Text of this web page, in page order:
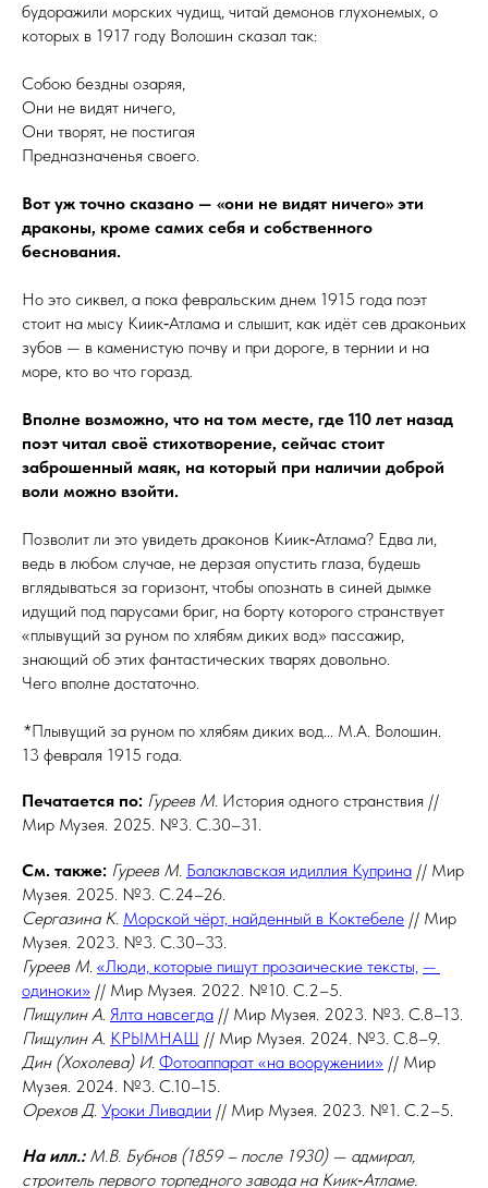
будоражили морских чудищ, читай демонов глухонемых, о
которых в 1917 году Волошин сказал так:
Собою бездны озаряя,
Они не видят ничего,
Они творят, не постигая
Предназначенья своего.
Вот уж точно сказано — «они не видят ничего» эти
драконы, кроме самих себя и собственного
беснования.
Но это сиквел, а пока февральским днем 1915 года поэт
стоит на мысу Киик‑Атлама и слышит, как идёт сев драконьих
зубов — в каменистую почву и при дороге, в тернии и на
море, кто во что горазд.
Вполне возможно, что на том месте, где 110 лет назад
поэт читал своё стихотворение, сейчас стоит
заброшенный маяк, на который при наличии доброй
воли можно взойти.
Позволит ли это увидеть драконов Киик‑Атлама? Едва ли,
ведь в любом случае, не дерзая опустить глаза, будешь
вглядываться за горизонт, чтобы опо­знать в синей дымке
идущий под парусами бриг, на борту которого странствует
«плывущий за руном по хлябям диких вод» пассажир,
знающий об этих фантастических тварях довольно.
Чего вполне достаточно.
*Плывущий за руном по хлябям диких вод... М.А. Волошин.
13 февраля 1915 года.
Печатается по: Гуреев М. История одного странствия //
Мир Музея. 2025. №3. С.30–31.
См. также: Гуреев М. Балаклавская идиллия Куприна // Мир
Музея. 2025. №3. С.24–26.
Сергазина К. Морской чёрт, найденный в Коктебеле // Мир
Музея. 2023. №3. С.30–33.
Гуреев М. «Люди, которые пишут прозаические тексты, —
одиноки» // Мир Музея. 2022. №10. С.2–5.
Пищулин А. Ялта навсегда // Мир Музея. 2023. №3. С.8–13.
Пищулин А. КРЫМНАШ // Мир Музея. 2024. №3. С.8–9.
Дин (Хохолева) И. Фотоаппарат «на вооружении» // Мир
Музея. 2024. №3. С.10–15.
Орехов Д. Уроки Ливадии // Мир Музея. 2023. №1. С.2–5.
На илл.: М.В. Бубнов (1859 – после 1930) — адми­рал,
строитель первого тор­пед­но­го завода на Киик‑Атламе.